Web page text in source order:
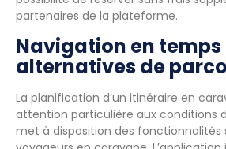
partenaires de la plateforme.
Navigation en temps
alternatives de
La planification d’un itinéraire en
attention particulière aux conditions
met à disposition des fonctionnalités